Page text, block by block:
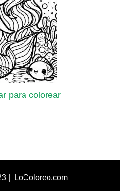
para colorear
| LoColoreo.com